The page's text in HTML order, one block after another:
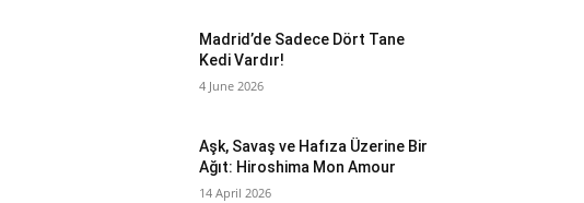
Madrid’de Sadece Dört Tane
Kedi Vardır!
4 June 2026
Aşk, Savaş ve Hafıza Üzerine Bir
Ağıt: Hiroshima Mon Amour
14 April 2026